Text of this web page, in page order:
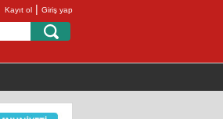
Kayıt ol | Giriş yap